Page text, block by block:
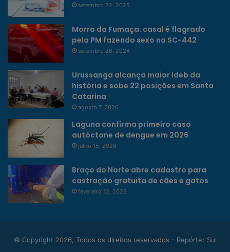
setembro 22, 2025
Morro da Fumaça: casal é flagrado
pela PM fazendo sexo na SC-442
setembro 26, 2024
Urussanga alcança maior Ideb da
história e sobe 22 posições em Santa
Catarina
agosto 7, 2026
Laguna confirma primeiro caso
autóctone de dengue em 2026
julho 15, 2026
Braço do Norte abre cadastro para
castração gratuita de cães e gatos
fevereiro 12, 2025
© Copyright 2026, Todos os direitos reservados - Repórter Sul